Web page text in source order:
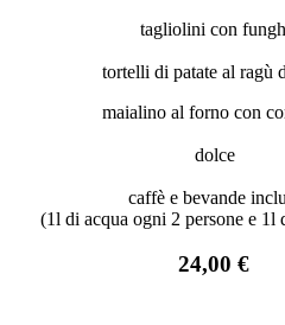
tagliolini con
tortelli di patate al ragù
maialino al forno con
dolce
caffè e bevande
(1l di acqua ogni 2 persone e 1l
24,00 €